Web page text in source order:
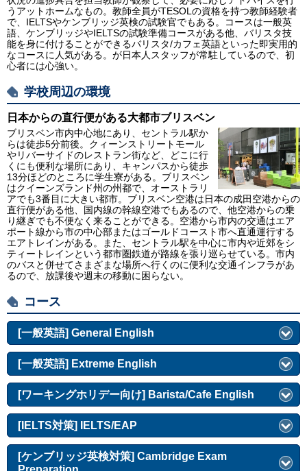
うアットホームなもの。教師全員がTESOLの資格を持つ教師経験者
で、IELTSやケンブリッジ英検の試験官でもある。コースは一般英
語、ケンブリッジやIELTSの試験準備コースがある他、バリスタ技
能を身に付けることができるバリスタ/カフェ英語といった即実用的
なコースに人気がある。が日本人スタッフが常駐しているので、初
心者には心強い。
学校周辺の環境
日本からの直行便がある大都市ブリスベン
ブリスベン市内中心地にあり、セントラル駅か
らは徒歩5分前後。クィーンストリートモール
やリバーサイドのレストラン街など、どこに行
くにも便利な場所にあり、キャンパスから徒歩
13分ほどのところに学生寮がある。ブリスベン
はクイーンズランド州の州都で、オーストラリ
アでも3番目に大きい都市。ブリスベン空港は日本の成田空港からの
直行便がある他、国内線の幹線空港でもあるので、他空港からの乗
り継ぎでも不便なく来ることができる。空港から市内の交通はエア
ポート線から市の中心部またはゴールドコースト市へ直通運行する
エアトレインがある。また、セントラル駅を中心に市内や近郊をシ
ティートレインという都市圏鉄道が路線を張り巡らせている。市内
のバスと併せてさまざまな場所へ行くのに便利な交通インフラがあ
るので、放課後や週末の移動に困らない。
コース
[一般英語] General English
[一般英語] Extreme English
[ワーキングホリデー向け] Barista/Cafe English
[IELTS対策] IELTS/EAP
[ケンブリッジ英検対策] Cambridge Exam